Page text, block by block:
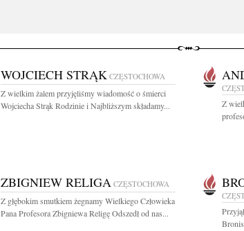
WOJCIECH STRĄK CZĘSTOCHOWA
Z wielkim żalem przyjęliśmy wiadomość o śmierci
Wojciecha Strąk Rodzinie i Najbliższym składamy...
Z
ZBIGNIEW RELIGA CZĘSTOCHOWA
Z głębokim smutkiem żegnamy Wielkiego Człowieka
Pana Profesora Zbigniewa Religę Odszedł od nas...